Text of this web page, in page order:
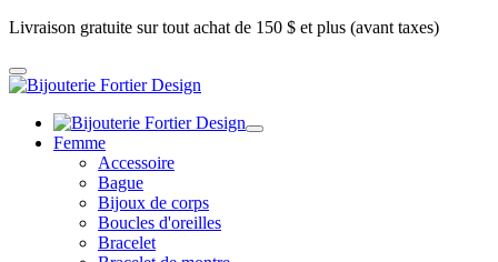
Livraison gratuite sur tout achat de 150 $ et plus (avant taxes)
Femme
Accessoire
Bague
Bijoux de corps
Boucles d'oreilles
Bracelet